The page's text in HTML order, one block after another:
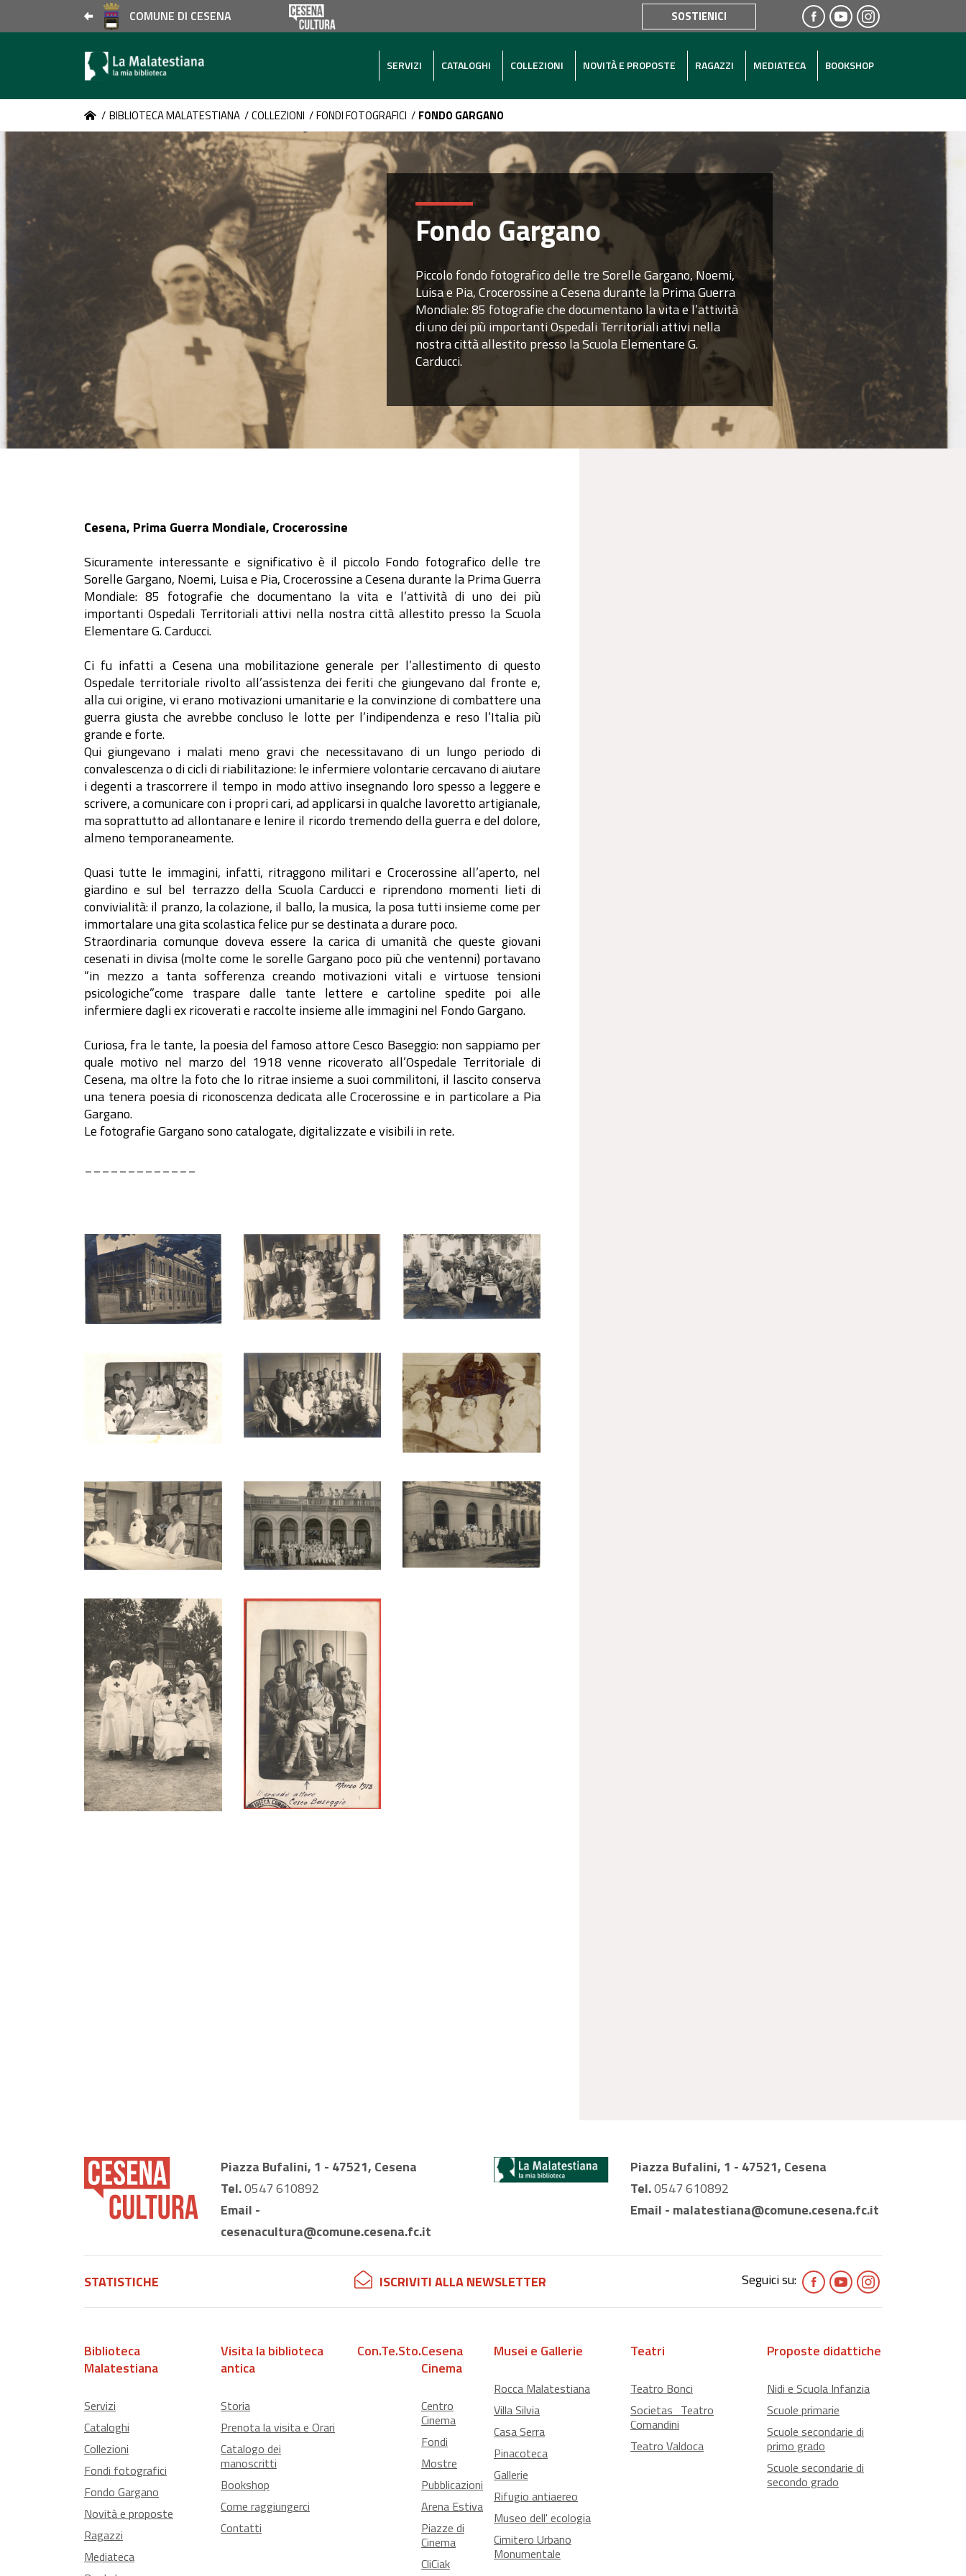
COMUNE DI CESENA SOSTIENICI
SERVIZI CATALOGHI COLLEZIONI NOVITÀ E PROPOSTE RAGAZZI MEDIATECA BOOKSHOP
/ BIBLIOTECA MALATESTIANA /COLLEZIONI /FONDI FOTOGRAFICI / FONDO GARGANO
Fondo Gargano
Piccolo fondo fotografico delle tre Sorelle Gargano, Noemi,
Luisa e Pia, Crocerossine a Cesena durante la Prima Guerra
Mondiale: 85 fotografie che documentano la vita e l’attività
di uno dei più importanti Ospedali Territoriali attivi nella
nostra città allestito presso la Scuola Elementare G.
Carducci.
Cesena, Prima Guerra Mondiale, Crocerossine
Sicuramente interessante e significativo è il piccolo Fondo fotografico delle tre
Sorelle Gargano, Noemi, Luisa e Pia, Crocerossine a Cesena durante la Prima Guerra
Mondiale: 85 fotografie che documentano la vita e l’attività di uno dei più
importanti Ospedali Territoriali attivi nella nostra città allestito presso la Scuola
Elementare G. Carducci.
Ci fu infatti a Cesena una mobilitazione generale per l’allestimento di questo
Ospedale territoriale rivolto all’assistenza dei feriti che giungevano dal fronte e,
alla cui origine, vi erano motivazioni umanitarie e la convinzione di combattere una
guerra giusta che avrebbe concluso le lotte per l’indipendenza e reso l’Italia più
grande e forte.
Qui giungevano i malati meno gravi che necessitavano di un lungo periodo di
convalescenza o di cicli di riabilitazione: le infermiere volontarie cercavano di aiutare
i degenti a trascorrere il tempo in modo attivo insegnando loro spesso a leggere e
scrivere, a comunicare con i propri cari, ad applicarsi in qualche lavoretto artigianale,
ma soprattutto ad allontanare e lenire il ricordo tremendo della guerra e del dolore,
almeno temporaneamente.
Quasi tutte le immagini, infatti, ritraggono militari e Crocerossine all’aperto, nel
giardino e sul bel terrazzo della Scuola Carducci e riprendono momenti lieti di
convivialità: il pranzo, la colazione, il ballo, la musica, la posa tutti insieme come per
immortalare una gita scolastica felice pur se destinata a durare poco.
Straordinaria comunque doveva essere la carica di umanità che queste giovani
cesenati in divisa (molte come le sorelle Gargano poco più che ventenni) portavano
“in mezzo a tanta sofferenza creando motivazioni vitali e virtuose tensioni
psicologiche”come traspare dalle tante lettere e cartoline spedite poi alle
infermiere dagli ex ricoverati e raccolte insieme alle immagini nel Fondo Gargano.
Curiosa, fra le tante, la poesia del famoso attore Cesco Baseggio: non sappiamo per
quale motivo nel marzo del 1918 venne ricoverato all’Ospedale Territoriale di
Cesena, ma oltre la foto che lo ritrae insieme a suoi commilitoni, il lascito conserva
una tenera poesia di riconoscenza dedicata alle Crocerossine e in particolare a Pia
Gargano.
Le fotografie Gargano sono catalogate, digitalizzate e visibili in rete.
Piazza Bufalini, 1 - 47521, Cesena
Tel.0547 610892
Email -
cesenacultura@comune.cesena.fc.it
Piazza Bufalini, 1 - 47521, Cesena
Tel.0547 610892
Email - malatestiana@comune.cesena.fc.it
STATISTICHE ISCRIVITI ALLA NEWSLETTER Seguici su:
Biblioteca
Malatestiana
Servizi
Cataloghi
Collezioni
Fondi fotografici
Fondo Gargano
Novità e proposte
Ragazzi
Mediateca
Visita la biblioteca
antica
Storia
Prenota la visita e Orari
Catalogo dei
manoscritti
Bookshop
Come raggiungerci
Contatti
Con.Te.Sto.Cesena
Cinema
Centro
Cinema
Fondi
Mostre
Pubblicazioni
Arena Estiva
Piazze di
Cinema
CliCiak
Musei e Gallerie
Rocca Malatestiana
Villa Silvia
Casa Serra
Pinacoteca
Gallerie
Rifugio antiaereo
Museo dell' ecologia
Cimitero Urbano
Monumentale
Teatri
Teatro Bonci
Societas_Teatro
Comandini
Teatro Valdoca
Proposte didattiche
Nidi e Scuola Infanzia
Scuole primarie
Scuole secondarie di
primo grado
Scuole secondarie di
secondo grado